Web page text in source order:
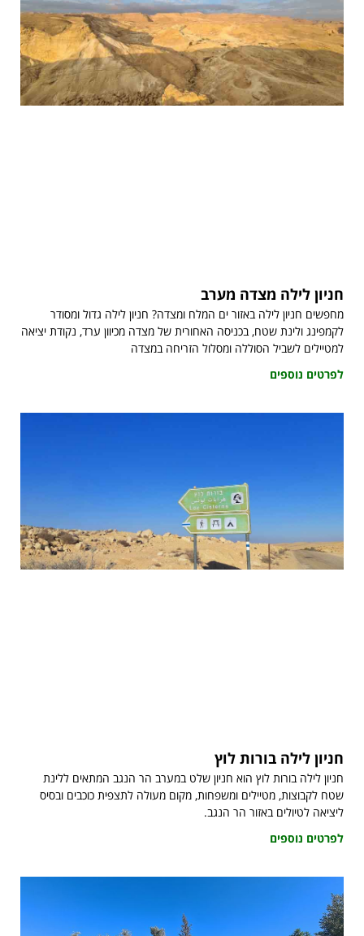
חניון לילה מצדה מערב
מחפשים חניון לילה באזור ים המלח ומצדה? חניון לילה גדול ומסודר
לקמפינג ולינת שטח, בכניסה האחורית של מצדה מכיוון ערד, נקודת יציאה
למטיילים לשביל הסוללה ומסלול הזריחה במצדה
לפרטים נוספים
חניון לילה בורות לוץ
חניון לילה בורות לוץ הוא חניון שלט במערב הר הנגב המתאים ללינת
שטח לקבוצות, מטיילים ומשפחות, מקום מעולה לתצפית כוכבים ובסיס
ליציאה לטיולים באזור הר הנגב.
לפרטים נוספים